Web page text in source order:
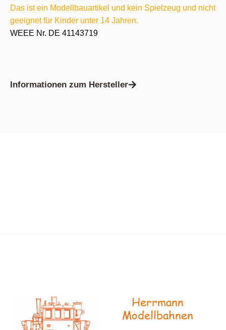
Das ist ein Modellbauartikel und kein Spielzeug und nicht
geeignet für Kinder unter 14 Jahren.
WEEE Nr. DE 41143719
Informationen zum Hersteller
Herrmann
Modellbahnen